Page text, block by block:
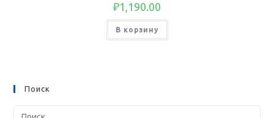
₽1,190.00
В корзину
Поиск